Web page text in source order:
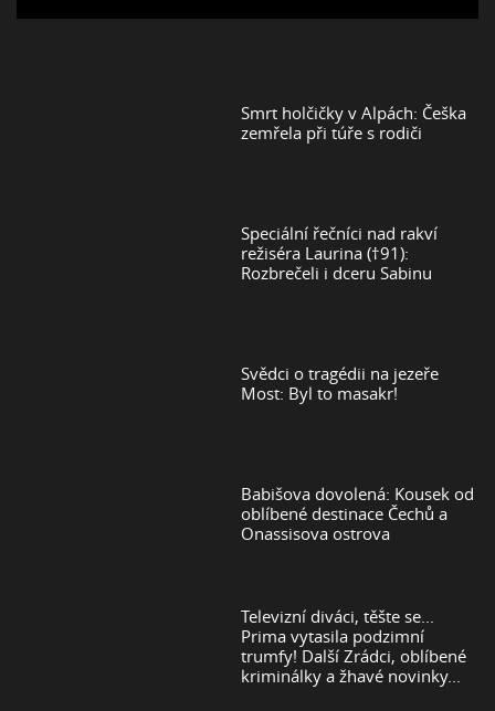
Smrt holčičky v Alpách: Češka
zemřela při túře s rodiči
Speciální řečníci nad rakví
režiséra Laurina (†91):
Rozbrečeli i dceru Sabinu
Svědci o tragédii na jezeře
Most: Byl to masakr!
Babišova dovolená: Kousek od
oblíbené destinace Čechů a
Onassisova ostrova
Televizní diváci, těšte se...
Prima vytasila podzimní
trumfy! Další Zrádci, oblíbené
kriminálky a žhavé novinky...